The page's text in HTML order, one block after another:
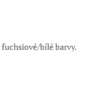
bílé barvy.